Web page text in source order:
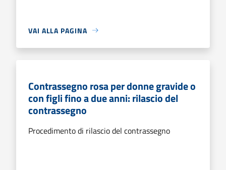
VAI ALLA PAGINA
Contrassegno rosa per donne gravide o
con figli fino a due anni: rilascio del
contrassegno
Procedimento di rilascio del contrassegno